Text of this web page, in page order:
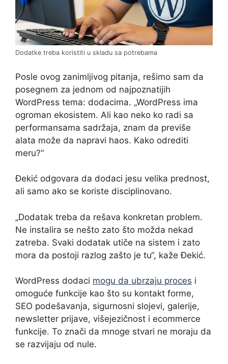
Dodatke treba koristiti u skladu sa potrebama
Posle ovog zanimljivog pitanja, rešimo sam da
posegnem za jednom od najpoznatijih
WordPress tema: dodacima. „WordPress ima
ogroman ekosistem. Ali kao neko ko radi sa
performansama sadržaja, znam da previše
alata može da napravi haos. Kako odrediti
meru?“
Đekić odgovara da dodaci jesu velika prednost,
ali samo ako se koriste disciplinovano.
„Dodatak treba da rešava konkretan problem.
Ne instalira se nešto zato što možda nekad
zatreba. Svaki dodatak utiče na sistem i zato
mora da postoji razlog zašto je tu“, kaže Đekić.
WordPress dodaci mogu da ubrzaju proces i
omoguće funkcije kao što su kontakt forme,
SEO podešavanja, sigurnosni slojevi, galerije,
newsletter prijave, višejezičnost i ecommerce
funkcije. To znači da mnoge stvari ne moraju da
se razvijaju od nule.